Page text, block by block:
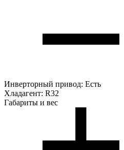
Инверторный привод: Есть
Хладагент: R32
Габариты и вес